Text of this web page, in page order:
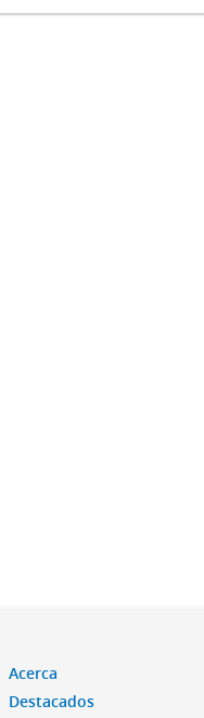
Acerca
Destacados